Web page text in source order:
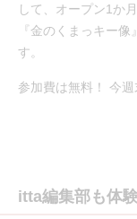
して、オープン1か
『金のくまっキー
す。
参加費は無料！ 今
itta編集部も体